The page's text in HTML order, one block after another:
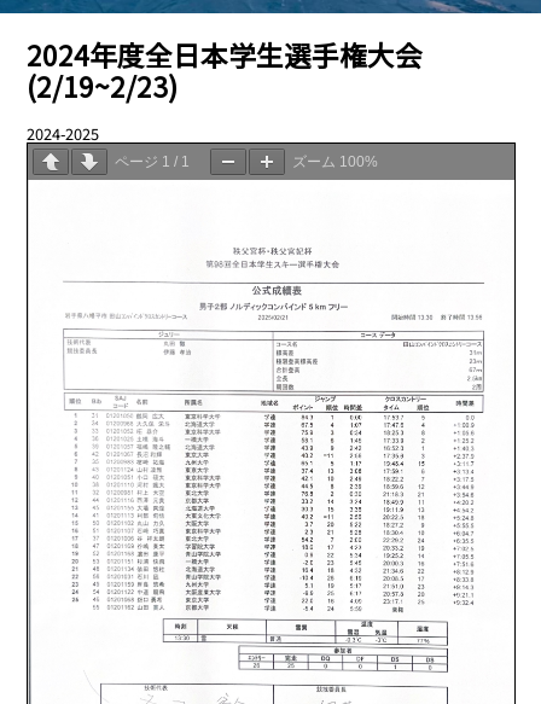
2024年度全日本学生選手権大会
(2/19~2/23)
2024-2025
ページ 1 / 1 ズーム 100%